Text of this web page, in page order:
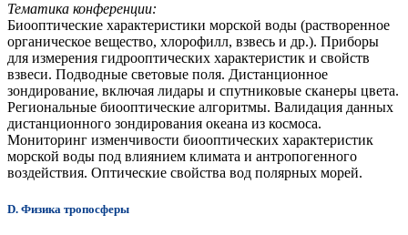
Тематика конференции:
Биооптические характеристики морской воды (растворенное
органическое вещество, хлорофилл, взвесь и др.). Приборы
для измерения гидрооптических характеристик и свойств
взвеси. Подводные световые поля. Дистанционное
зондирование, включая лидары и спутниковые сканеры цвета.
Региональные биооптические алгоритмы. Валидация данных
дистанционного зондирования океана из космоса.
Мониторинг изменчивости биооптических характеристик
морской воды под влиянием климата и антропогенного
воздействия. Оптические свойства вод полярных морей.
D. Физика тропосферы